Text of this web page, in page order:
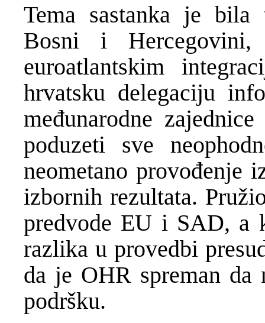
Tema sastanka je
Bosni i
euroatlantskim
hrvatsku delegaciju
međunarodne
poduzeti sve
neometano provođenje
izbornih rezultata.
predvode EU i SAD, a
razlika u provedbi
da je OHR spreman da
podršku.